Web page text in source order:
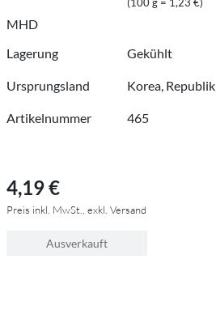
MHD
Lagerung
Gekühlt
Ursprungsland Korea, Republik
Artikelnummer 465
4,19 €
Preis inkl. MwSt., exkl. Versand
Ausverkauft